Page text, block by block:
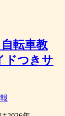
転車教
ドつきサ